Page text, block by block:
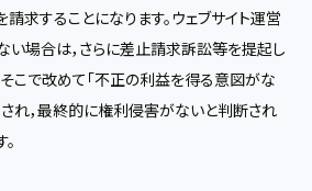
請求することになります。ウェブサイト運営
場合は，さらに差止請求訴訟等を提起し
こで改めて「不正の利益を得る意図がな
れ，最終的に権利侵害がないと判断され